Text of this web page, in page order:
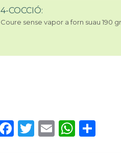
4-COCCIÓ:
Coure sense vapor a forn suau 190
Facebook
Twitter
Email